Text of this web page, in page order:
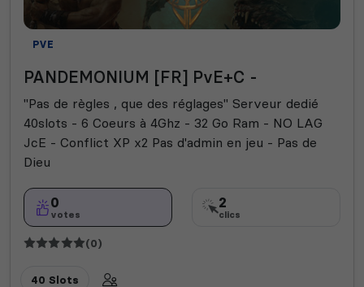
PVE
PANDEMONIUM [FR] PvE+C -
"Pas de règles , que des réglages" Serveur dedié
40slots - 6 Coeurs à 4Ghz - 32 Go Ram - NO LAG
JcE - Conflict XP x2 Pas d'admin en jeu - Pas de
Dieu
0
votes
2
clics
(0)
40 Slots